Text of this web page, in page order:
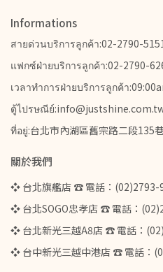
Informations
สายด่วนบริการลูกค้า:02-2790-
แฟกซ์ฝ่ายบริการลูกค้า:02-2790-
เวลาทำการฝ่ายบริการลูกค้า
ตู้ไปรษณีย์
ที่อยู่:台北市內湖區舊宗路二段135
關於我們
❖ 台北旗艦店 ☎ 電話：(02)2793-
❖ 台北SOGO忠孝店 ☎ 電話：
❖ 台北新光三越A8店 ☎ 電話：
❖ 台中新光三越中港店 ☎ 電話：